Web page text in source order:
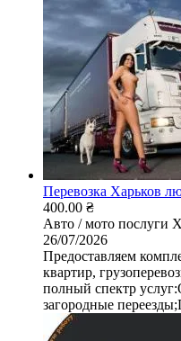
Перевозка Харьков
400.00 ₴
Авто / мото послуги
26/07/2026
Предоставляем
квартир,
полный спектр
загородные